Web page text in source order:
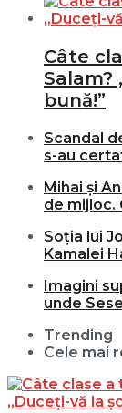
Câte
Salam?
bună!”
Scandal
s-au
Mihai și
de mijloc.
Soția lui
Kamalei
Imagini
unde
Trending
Cele mai